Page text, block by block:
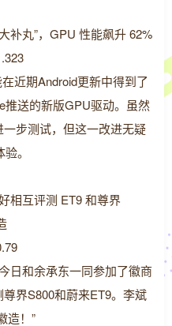
补丸”，GPU 性能飙升 62%
近期Android更新中得到了
推送的新版GPU驱动。虽然
步测试，但这一改进无疑
。
相互评测 ET9 和尊界
日和余承东一同参加了徽商
界S800和蔚来ET9。李斌
造！”